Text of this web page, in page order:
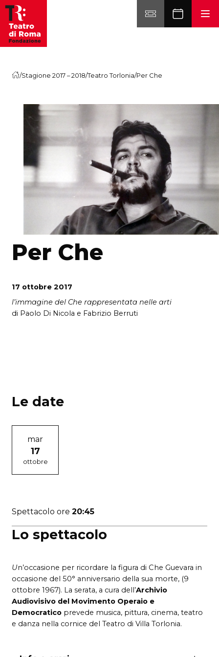
Vai al contenuto
/Stagione 2017 – 2018/Teatro Torlonia/Per Che
Per Che
17 ottobre 2017
l’immagine del Che rappresentata nelle arti
di Paolo Di Nicola e Fabrizio Berruti
Lo spettacolo
Un’occasione per ricordare la figura di Che Guevara in
occasione del 50° anniversario della sua morte, (9
ottobre 1967). La serata, a cura dell’Archivio
Audiovisivo del Movimento Operaio e
Democratico prevede musica, pittura, cinema, teatro
e danza nella cornice del Teatro di Villa Torlonia.
Le date
mar
17
ottobre
Spettacolo ore 20:45